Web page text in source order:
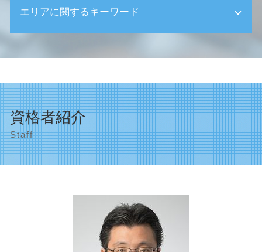
相続 注意点
遺産整理 税理士 費用
相続 受取人
相続 運用
相続 受け取らない
相続 申告
相続 家
相続 期限
相続税 計算方法
相続税 配偶者控除 デメリット
確定申告 必要な人
創業支援 中小企業庁
創業助成金 対象
会計ソフト導入 とは
日本政策金融公庫 新創業融資制度
資金繰り
決算申告 税理士
経理 会計ソフト導入
資金繰り 中小企業
新創業融資制度 必要書類
法人成り メリット
エリアに関するキーワード
世田谷区 助成金申請
目黒区 相続
渋谷区 相続
世田谷区 資金繰り対策
遺産相続 渋谷区
目黒区 事業計画の作成
法人の設立 品川区
渋谷区 税理士事務所
目黒区 資金繰り対策
顧問税理士 渋谷区
資格者紹介
Staff